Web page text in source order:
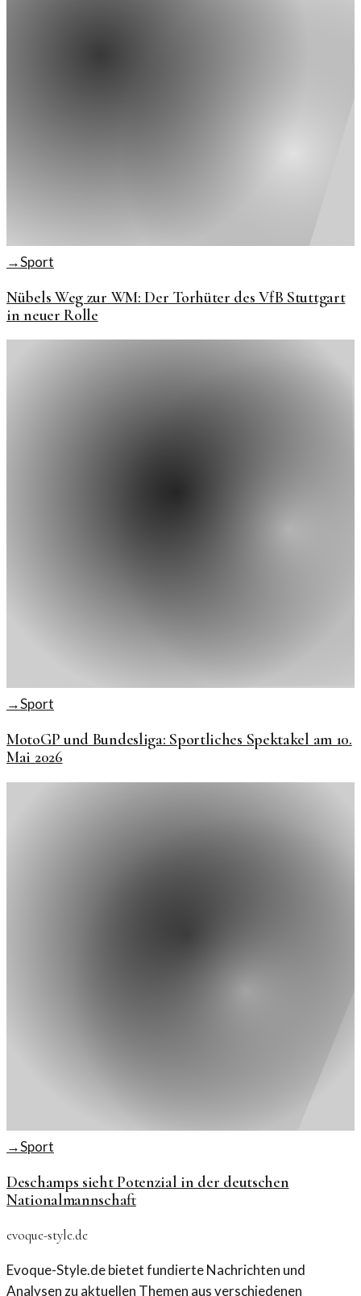
→Sport
Nübels Weg zur WM: Der Torhüter des VfB Stuttgart
in neuer Rolle
→Sport
MotoGP und Bundesliga: Sportliches Spektakel am 10.
Mai 2026
→Sport
Deschamps sieht Potenzial in der deutschen
Nationalmannschaft
evoque-style.de
Evoque-Style.de bietet fundierte Nachrichten und
Analysen zu aktuellen Themen aus verschiedenen